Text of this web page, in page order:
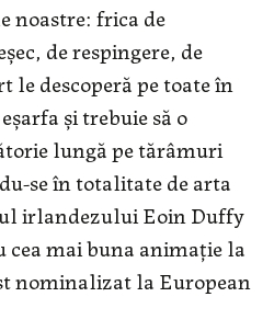
noastre: frica de
de respingere, de
le descoperă pe toate în
și trebuie să o
lungă pe tărâmuri
se în totalitate de arta
irlandezului Eoin Duffy
mai buna animaţie la
nominalizat la European